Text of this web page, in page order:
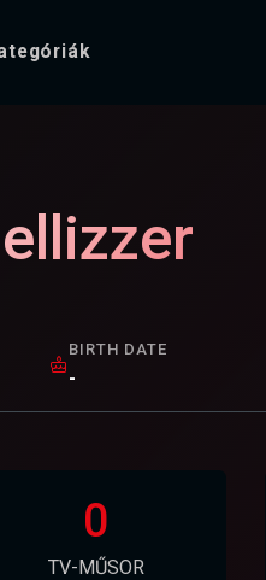
BIRTH DATE
-
0
TV-MŰSOR